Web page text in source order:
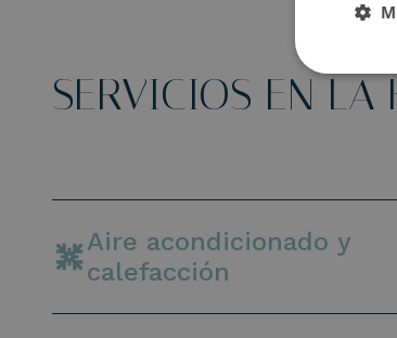
SERVICIOS EN LA
Aire acondicionado y
calefacción